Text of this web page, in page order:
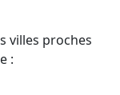
villes proches
: